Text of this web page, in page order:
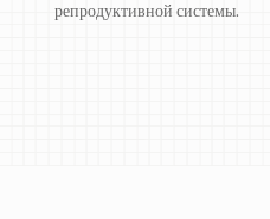
репродуктивной системы.